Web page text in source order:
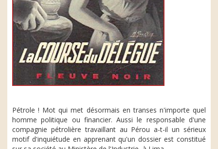
Pétrole ! Mot qui met désormais en transes n'importe quel
homme politique ou financier. Aussi le responsable d'une
compagnie pétrolière travaillant au Pérou a-t-il un sérieux
motif d'inquiétude en apprenant qu'un dossier est constitué